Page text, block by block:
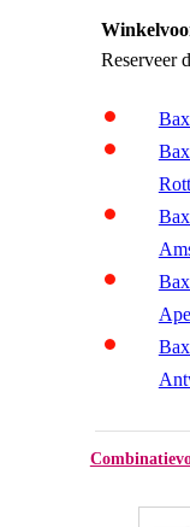
Reserveer